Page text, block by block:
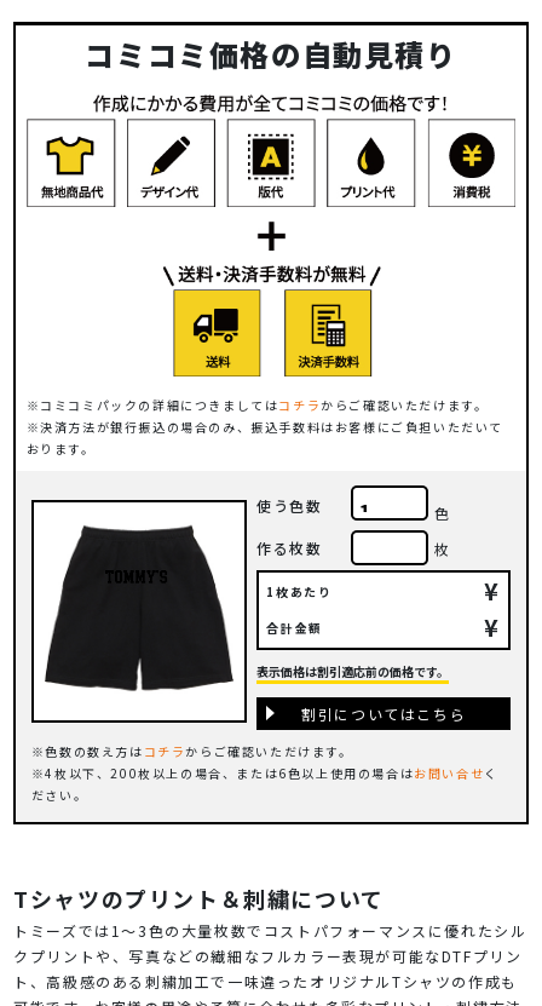
コミコミ価格の自動見積り
コミコミパックの詳細につきましてはコチラからご確認いただけます。
決済方法が銀行振込の場合のみ、振込手数料はお客様にご負担いただいて
おります。
使う色数
色
作る枚数
枚
1枚あたり ¥
合計金額 ¥
色数の数え方は コチラからご確認いただけます。
4枚以下、200枚以上の場合、または6色以上使用の場合はお問い合せ く
ださい。
表示価格は割引適応前の価格です。
割引についてはこちら
Tシャツのプリント＆刺繍について
トミーズでは1～3色の大量枚数でコストパフォーマンスに優れたシル
クプリントや、写真などの繊細なフルカラー表現が可能なDTFプリン
ト、高級感のある刺繍加工で一味違ったオリジナルTシャツの作成も